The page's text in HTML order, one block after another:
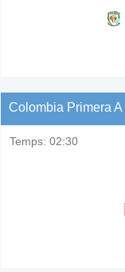
Colombia Primera A
Temps: 02:30